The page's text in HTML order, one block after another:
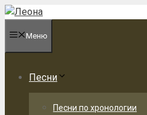
Перейти
содержимому
Меню
Песни
Песни по хронологии